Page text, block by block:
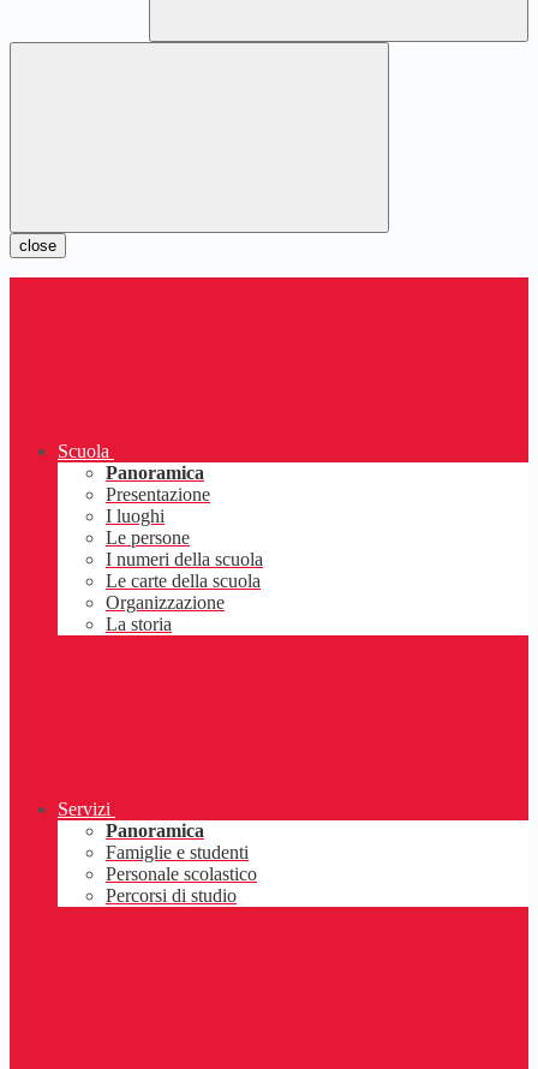
close
Scuola
Panoramica
Presentazione
I luoghi
Le persone
I numeri della scuola
Le carte della scuola
Organizzazione
La storia
Servizi
Panoramica
Famiglie e studenti
Personale scolastico
Percorsi di studio